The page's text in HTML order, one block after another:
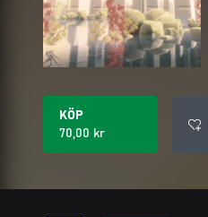
KÖP
70,00 kr